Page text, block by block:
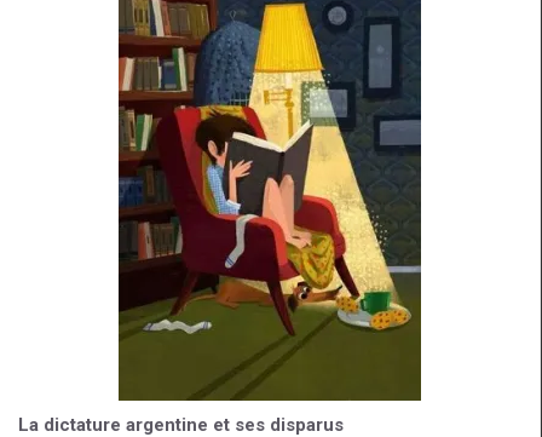
La dictature argentine et ses disparus